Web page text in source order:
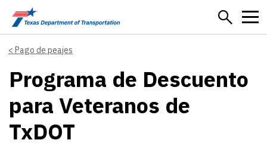
Skip to main content
Pago de peajes
Programa de Descuento
para Veteranos de
TxDOT